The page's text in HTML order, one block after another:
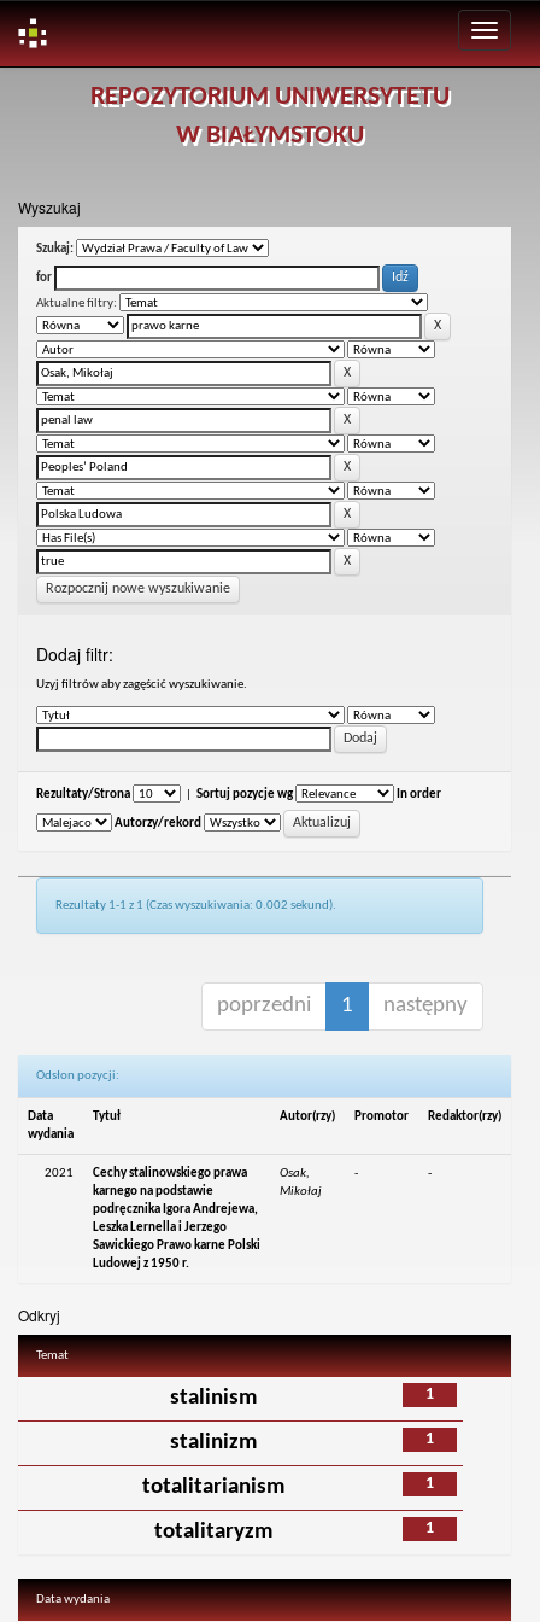
REPOZYTORIUM UNIWERSYTETU
W BIAŁYMSTOKU
Wyszukaj
Szukaj:
for
Aktualne filtry:
Rozpocznij nowe wyszukiwanie
Dodaj filtr:
Uzyj filtrów aby zagęścić wyszukiwanie.
Rezultaty/Strona Sortuj pozycje wg In order
Autorzy/rekord
Rezultaty 1-1 z 1 (Czas wyszukiwania: 0.002 sekund).
poprzedni 1 następny
Odsłon pozycji:
Data
wydania
Tytuł Autor(rzy) Promotor Redaktor(rzy)
2021
Cechy stalinowskiego prawa
karnego na podstawie
podręcznika Igora Andrejewa,
Leszka Lernella i Jerzego
Sawickiego Prawo karne Polski
Ludowej z 1950 r.
Osak,
Mikołaj
- -
Odkryj
Temat
1
stalinism
1
stalinizm
1
totalitarianism
1
totalitaryzm
Data wydania